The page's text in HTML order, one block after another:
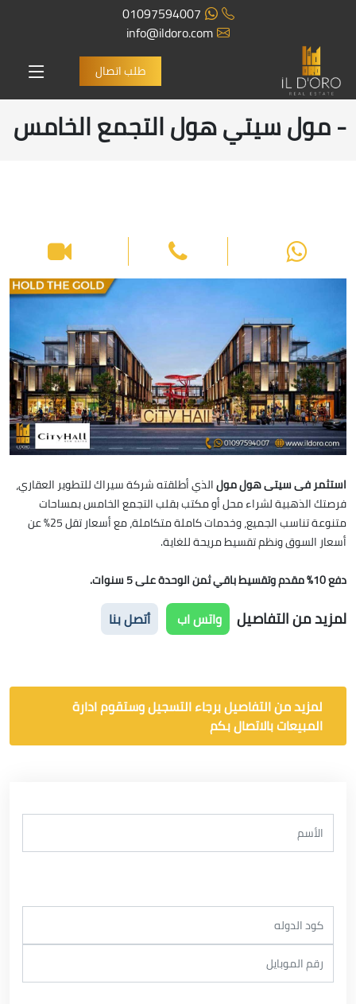
01097594007
info@ildoro.com
طلب اتصال
- مول سيتي هول التجمع الخامس
استثمر فى سيتى هول مولالذي أطلقته شركة سيراك للتطوير العقاري،
فرصتك الذهبية لشراء محل أو مكتب بقلب التجمع الخامس بمساحات
متنوعة تناسب الجميع، وخدمات كاملة متكاملة، مع أسعار تقل 25% عن
أسعار السوق ونظم تقسيط مريحة للغاية.
دفع 10% مقدم وتقسيط باقي ثمن الوحدة على 5 سنوات.
لمزيد من التفاصيل واتس اب أتصل بنا
لمزيد من التفاصيل برجاء التسجيل وستقوم ادارة
المبيعات بالاتصال بكم